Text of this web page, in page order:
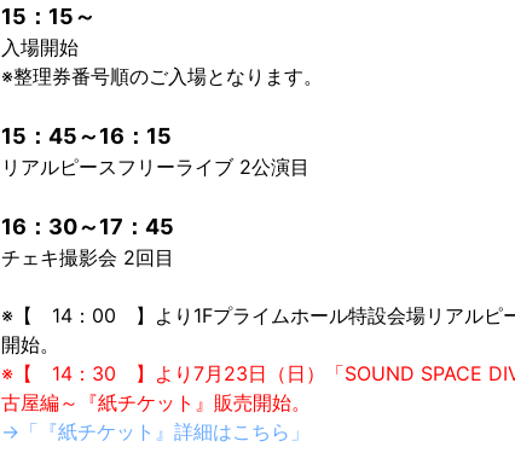
15：15～
入場開始
※整理券番号順のご入場となります。
15：45～16：15
リアルピースフリーライブ 2公演目
16：30～17：45
チェキ撮影会 2回目
※【 14：00 】より1Fプライムホール特設会場リアルピ
開始。
※【 14：30 】より7月23日（日）「SOUND SPACE
古屋編～『紙チケット』販売開始。
→「『紙チケット』詳細はこちら」